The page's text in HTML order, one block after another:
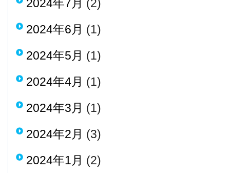
2024年7月 (2)
2024年6月 (1)
2024年5月 (1)
2024年4月 (1)
2024年3月 (1)
2024年2月 (3)
2024年1月 (2)